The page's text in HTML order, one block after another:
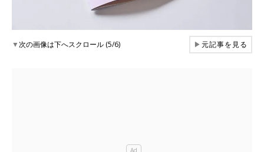
▼次の画像は下へスクロール (5/6) ▶元記事を見る